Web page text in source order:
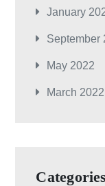
January
September
May 2022
March 2022
Categories